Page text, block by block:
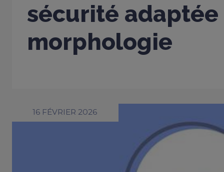
sécurité adaptée
morphologie
16 FÉVRIER 2026